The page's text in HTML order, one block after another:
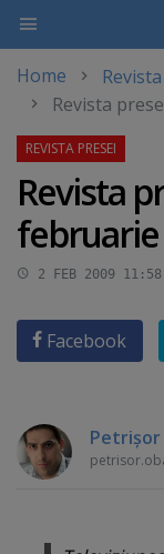
main
Home
Revista
Revista
februarie
2 FEB 2009 11:58
Facebook
Petrişor